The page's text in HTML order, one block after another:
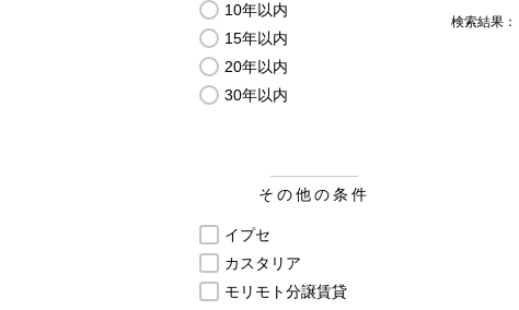
検索結果：
10年以内
15年以内
20年以内
30年以内
その他の条件
イプセ
カスタリア
モリモト分譲賃貸